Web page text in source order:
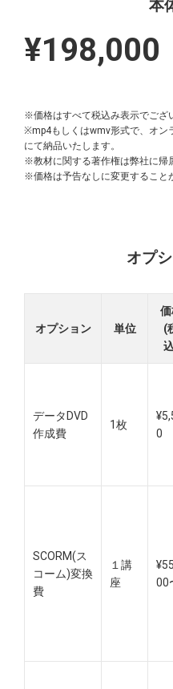
本
¥198,000
※価格はすべて税込み表示でござ
※mp4もしくはwmv形式で、オン
にて納品いたします。
※教材に関する著作権は弊社に帰
※価格は予告なしに変更すること
オプ
オプション 単位
(
データDVD
作成費
1枚
0
SCORM(ス
コーム)変換
費
１講
座
00